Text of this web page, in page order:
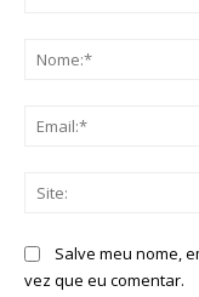
Salve meu nome,
vez que eu comentar.